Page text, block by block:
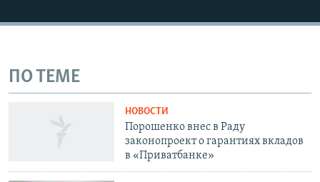
ПО ТЕМЕ
НОВОСТИ
Порошенко внес в Раду
законопроект о гарантиях вкладов
в «Приватбанке»